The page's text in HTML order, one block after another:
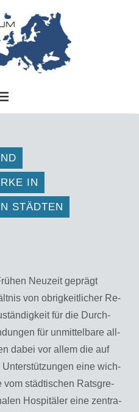
IN
STÄDTEN
Neu­zeit ge­prägt
von ob­rig­keit­li­cher Re­
für die Durch­
für un­mit­tel­ba­re all­
dabei vor allem die auf
Un­ter­stüt­zun­gen eine wich­
vom städ­ti­schen Rats­gre­
Hos­pi­tä­ler eine zen­tra­